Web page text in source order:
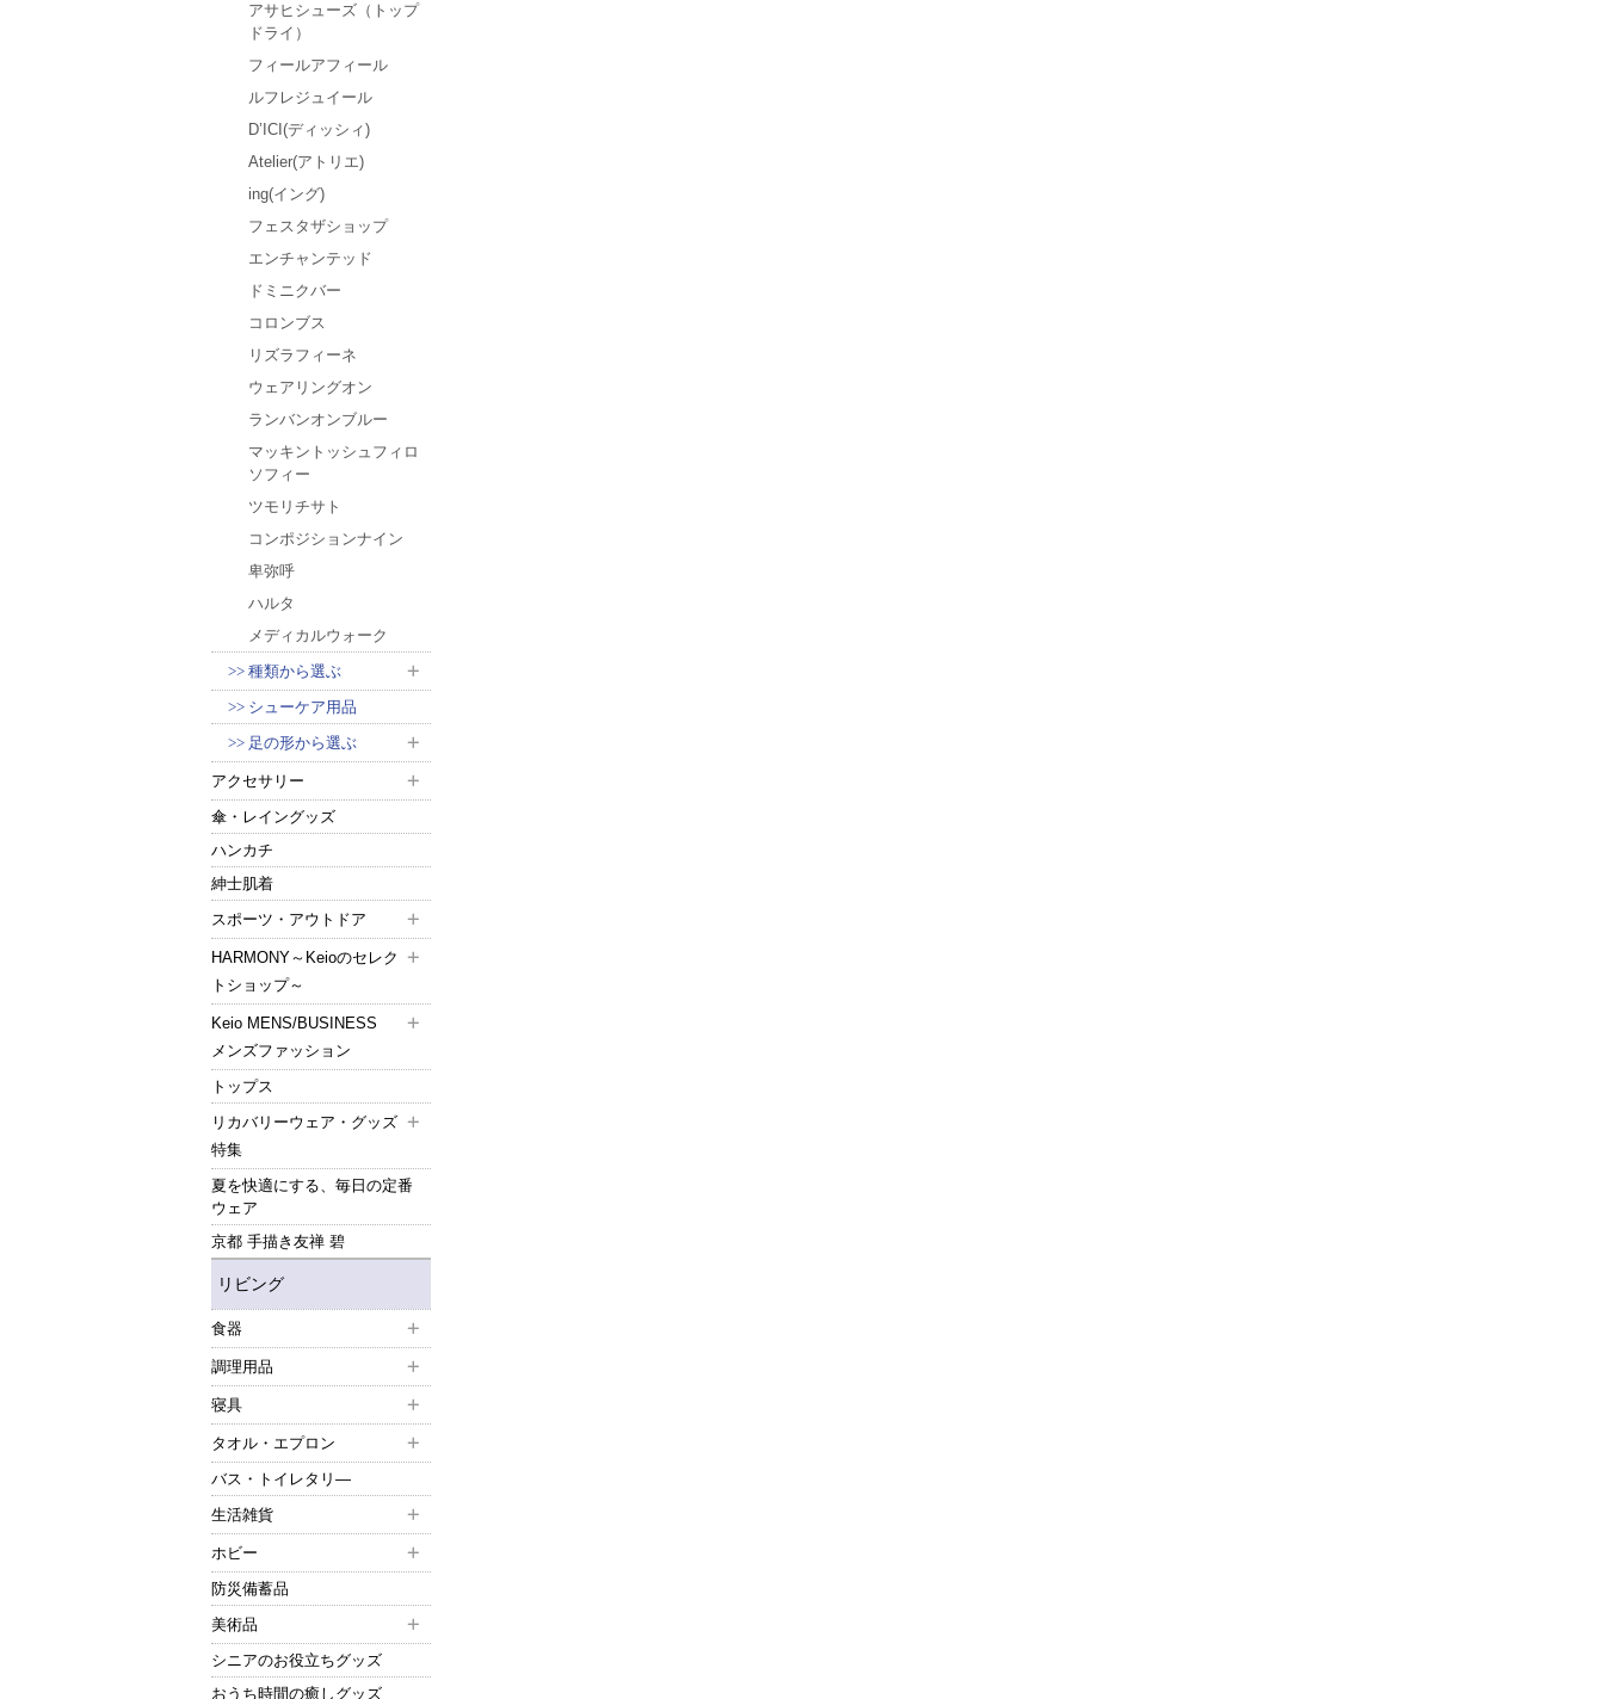
アサヒシューズ（トップ
ドライ）
フィールアフィール
ルフレジュイール
D’ICI(ディッシィ)
Atelier(アトリエ)
ing(イング)
フェスタザショップ
エンチャンテッド
ドミニクバー
コロンブス
リズラフィーネ
ウェアリングオン
ランバンオンブルー
マッキントッシュフィロ
ソフィー
ツモリチサト
コンポジションナイン
卑弥呼
ハルタ
メディカルウォーク
種類から選ぶ
シューケア用品
足の形から選ぶ
アクセサリー
傘・レイングッズ
ハンカチ
紳士肌着
スポーツ・アウトドア
HARMONY～Keioのセレク
トショップ～
Keio MENS/BUSINESS
メンズファッション
トップス
リカバリーウェア・グッズ
特集
夏を快適にする、毎日の定番
ウェア
京都 手描き友禅 碧
リビング
食器
調理用品
寝具
タオル・エプロン
バス・トイレタリ―
生活雑貨
ホビー
防災備蓄品
美術品
シニアのお役立ちグッズ
おうち時間の癒しグッズ